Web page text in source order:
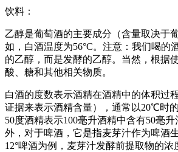
饮料：
乙醇是葡萄酒的主要成分（含量取决于
如，白酒温度为56°C。注意：我们喝的
的乙醇，而是发酵的乙醇。当然，根据
酸、糖和其他相关物质。
白酒的度数表示酒精在酒精中的体积过
证据来表示酒精含量），通常以20℃时
50度酒精表示100毫升酒精中含有50毫
外，对于啤酒，它是指麦芽汁作为啤酒
12°啤酒为例，麦芽汁发酵前提取物的浓